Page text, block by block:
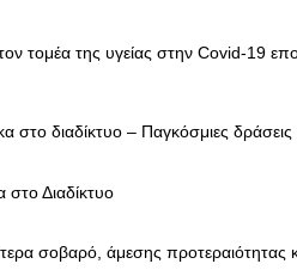
τομέα της υγείας στην Covid-19
στο διαδίκτυο – Παγκόσμιες
Διαδίκτυο
σοβαρό, άμεσης